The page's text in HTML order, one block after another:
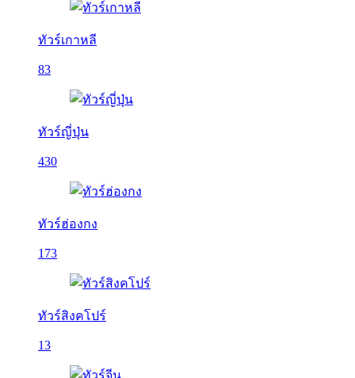
ทัวร์เกาหลี
83
ทัวร์ญี่ปุ่น
430
ทัวร์ฮ่องกง
173
ทัวร์สิงคโปร์
13